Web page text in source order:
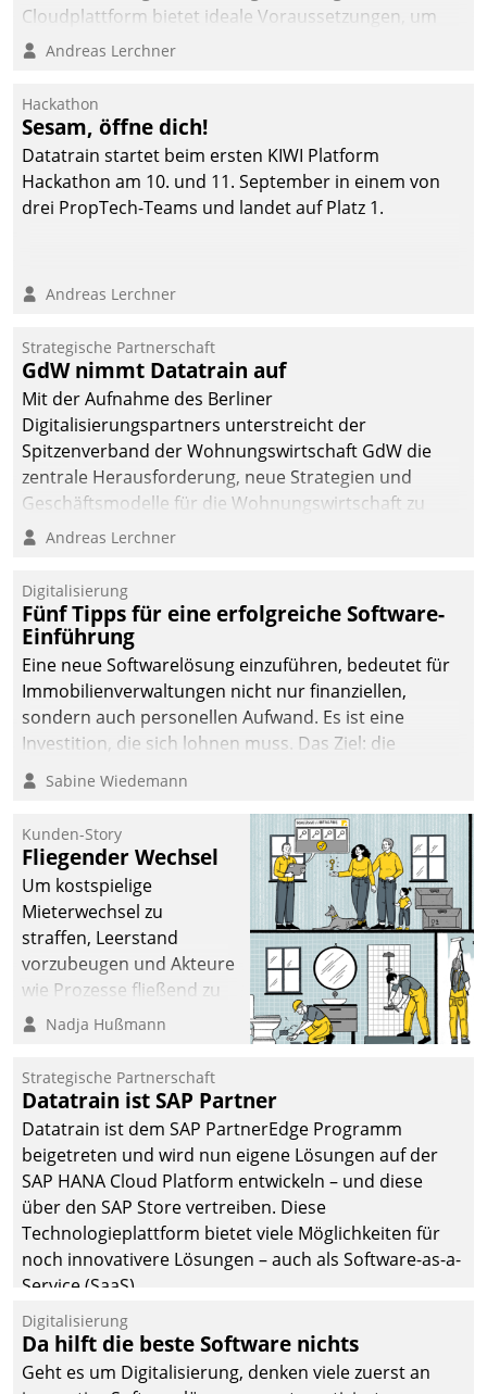
Cloudplattform bietet ideale Voraussetzungen, um
die Funktionalität der App zu erweitern und weitere
integrieren.
Andreas Lerchner
Hackathon
Sesam, öffne dich!
Datatrain startet beim ersten KIWI Platform
Hackathon am 10. und 11. September in einem von
drei PropTech-Teams und landet auf Platz 1.
Andreas Lerchner
Strategische Partnerschaft
GdW nimmt Datatrain auf
Mit der Aufnahme des Berliner
Digitalisierungspartners unterstreicht der
Spitzenverband der Wohnungswirtschaft GdW die
zentrale Herausforderung, neue Strategien und
Geschäftsmodelle für die Wohnungswirtschaft zu
entwickeln.
Andreas Lerchner
Digitalisierung
Fünf Tipps für eine erfolgreiche Software-
Einführung
Eine neue Softwarelösung einzuführen, bedeutet für
Immobilienverwaltungen nicht nur finanziellen,
sondern auch personellen Aufwand. Es ist eine
Investition, die sich lohnen muss. Das Ziel: die
nachhaltige Optimierung der Geschäftsabläufe. Damit
dieses Ziel erreicht wird, sollten einige Grundregeln
Sabine Wiedemann
Kunden-Story
Fliegender Wechsel
Um kostspielige
Mieterwechsel zu
straffen, Leerstand
vorzubeugen und Akteure
wie Prozesse fließend zu
vernetzen, nutzt die
Jahresbeginn eine
Überblick, Einsicht und
Eingriff bietende Lösung.
Zur Entwicklung setzte
man auf
Cloudtechnologie,
bewährte und Startup-
Partner sowie erstmals
agile Projektmethoden.
Nadja Hußmann
Strategische Partnerschaft
Datatrain ist SAP Partner
Datatrain ist dem SAP PartnerEdge Programm
beigetreten und wird nun eigene Lösungen auf der
SAP HANA Cloud Platform entwickeln – und diese
über den SAP Store vertreiben. Diese
Technologieplattform bietet viele Möglichkeiten für
noch innovativere Lösungen – auch als Software-as-a-
Service (SaaS).
Digitalisierung
Da hilft die beste Software nichts
Geht es um Digitalisierung, denken viele zuerst an